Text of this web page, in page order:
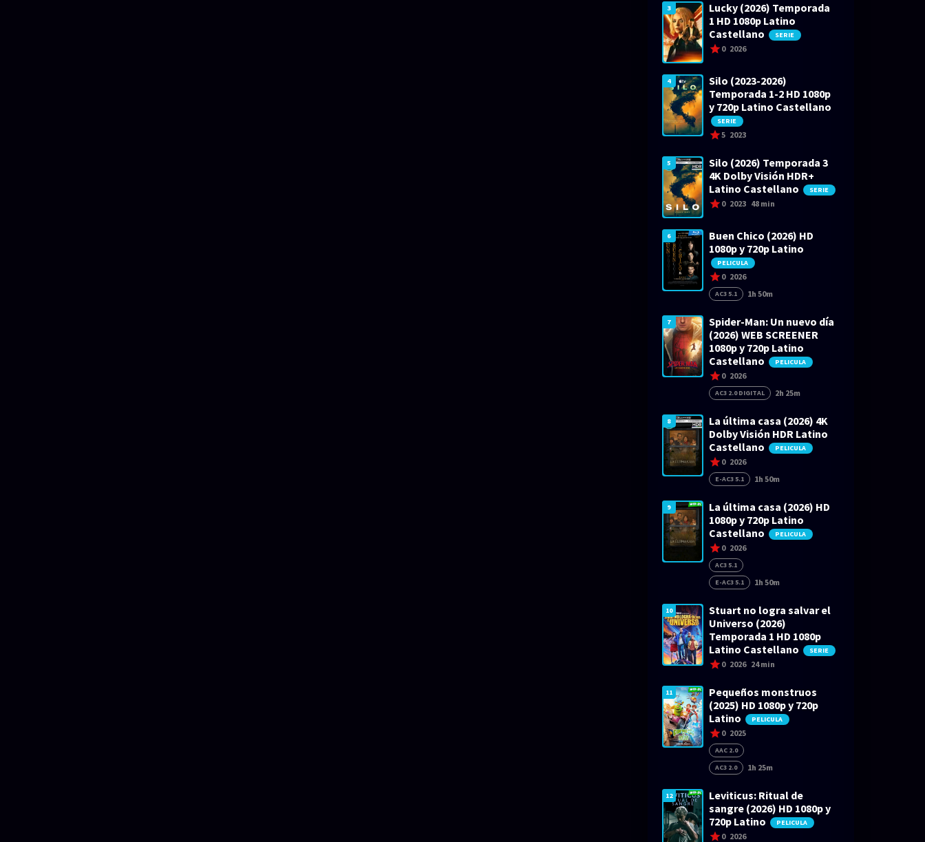
3
Lucky (2026) Temporada
1 HD 1080p Latino
Castellano
SERIE
0 2026
4
Silo (2023-2026)
Temporada 1-2 HD 1080p
y 720p Latino Castellano
SERIE
5 2023
5
Silo (2026) Temporada 3
4K Dolby Visión HDR+
Latino Castellano
SERIE
0 2023 48 min
6
Buen Chico (2026) HD
1080p y 720p Latino
PELICULA
0 2026
AC3 5.1 1h 50m
7
Spider-Man: Un nuevo día
(2026) WEB SCREENER
1080p y 720p Latino
Castellano
PELICULA
0 2026
AC3 2.0 DIGITAL 2h 25m
8
La última casa (2026) 4K
Dolby Visión HDR Latino
Castellano
PELICULA
0 2026
E-AC3 5.1 1h 50m
9
La última casa (2026) HD
1080p y 720p Latino
Castellano
PELICULA
0 2026
AC3 5.1
E-AC3 5.1
1h 50m
10
Stuart no logra salvar el
Universo (2026)
Temporada 1 HD 1080p
Latino Castellano
SERIE
0 2026 24 min
11
Pequeños monstruos
(2025) HD 1080p y 720p
Latino
PELICULA
0 2025
AAC 2.0
AC3 2.0
1h 25m
12
Leviticus: Ritual de
sangre (2026) HD 1080p y
720p Latino
PELICULA
0 2026